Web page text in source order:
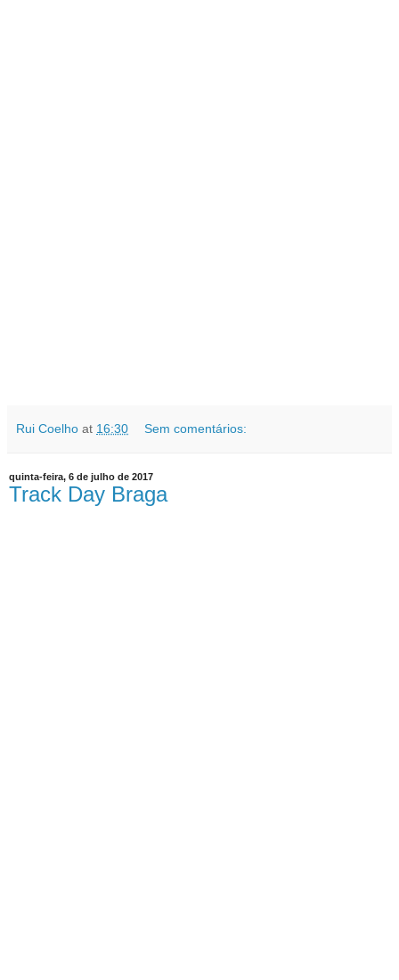
Rui Coelho at 16:30 Sem comentários:
quinta-feira, 6 de julho de 2017
Track Day Braga